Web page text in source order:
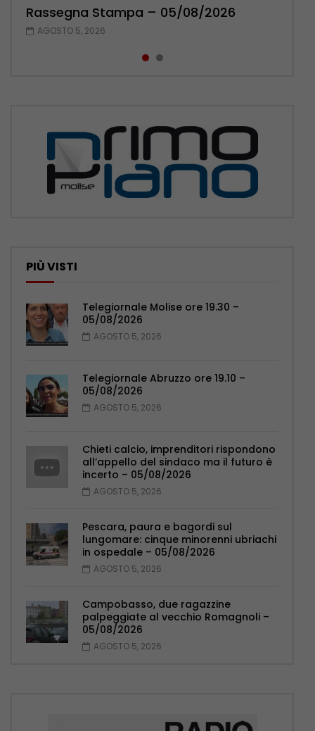
Rassegna Stampa – 05/08/2026
AGOSTO 5, 2026
Rassegna Stampa – 04/08/2026
AGOSTO 4, 2026
PIÙ VISTI
Telegiornale Molise ore 19.30 –
05/08/2026
AGOSTO 5, 2026
Telegiornale Abruzzo ore 19.10 –
05/08/2026
AGOSTO 5, 2026
Chieti calcio, imprenditori rispondono
all’appello del sindaco ma il futuro è
incerto – 05/08/2026
AGOSTO 5, 2026
Pescara, paura e bagordi sul
lungomare: cinque minorenni ubriachi
in ospedale – 05/08/2026
AGOSTO 5, 2026
Campobasso, due ragazzine
palpeggiate al vecchio Romagnoli –
05/08/2026
AGOSTO 5, 2026